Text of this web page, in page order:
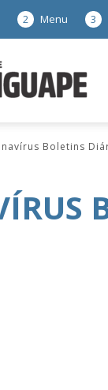
2 Menu 3
Boletins